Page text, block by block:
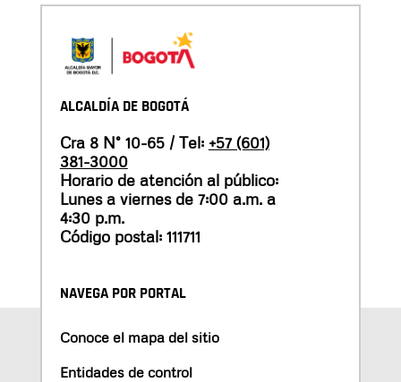
ALCALDÍA DE BOGOTÁ
Cra 8 N° 10-65 / Tel: +57 (601)
381-3000
Horario de atención al público:
Lunes a viernes de 7:00 a.m. a
4:30 p.m.
Código postal: 111711
NAVEGA POR PORTAL
Conoce el mapa del sitio
Entidades de control